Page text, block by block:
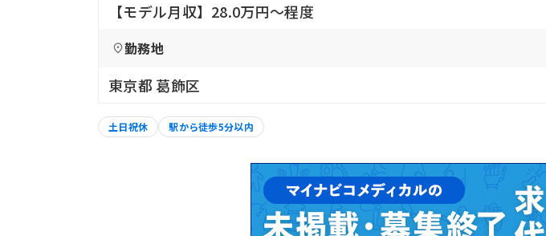
【モデル月収】28.0万円〜程度
勤務地
東京都 葛飾区
土日祝休 駅から徒歩5分以内